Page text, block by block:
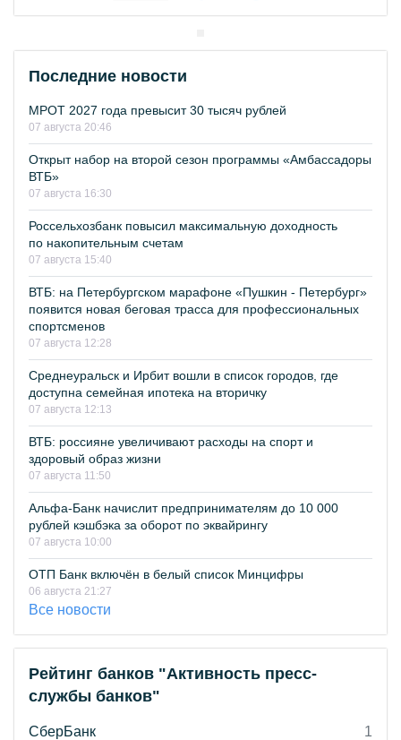
Последние новости
МРОТ 2027 года превысит 30 тысяч рублей
07 августа 20:46
Открыт набор на второй сезон программы «Амбассадоры
ВТБ»
07 августа 16:30
Россельхозбанк повысил максимальную доходность
по накопительным счетам
07 августа 15:40
ВТБ: на Петербургском марафоне «Пушкин - Петербург»
появится новая беговая трасса для профессиональных
спортсменов
07 августа 12:28
Среднеуральск и Ирбит вошли в список городов, где
доступна семейная ипотека на вторичку
07 августа 12:13
ВТБ: россияне увеличивают расходы на спорт и
здоровый образ жизни
07 августа 11:50
Альфа-Банк начислит предпринимателям до 10 000
рублей кэшбэка за оборот по эквайрингу
07 августа 10:00
ОТП Банк включён в белый список Минцифры
06 августа 21:27
Все новости
Рейтинг банков "Активность пресс-
службы банков"
СберБанк
1